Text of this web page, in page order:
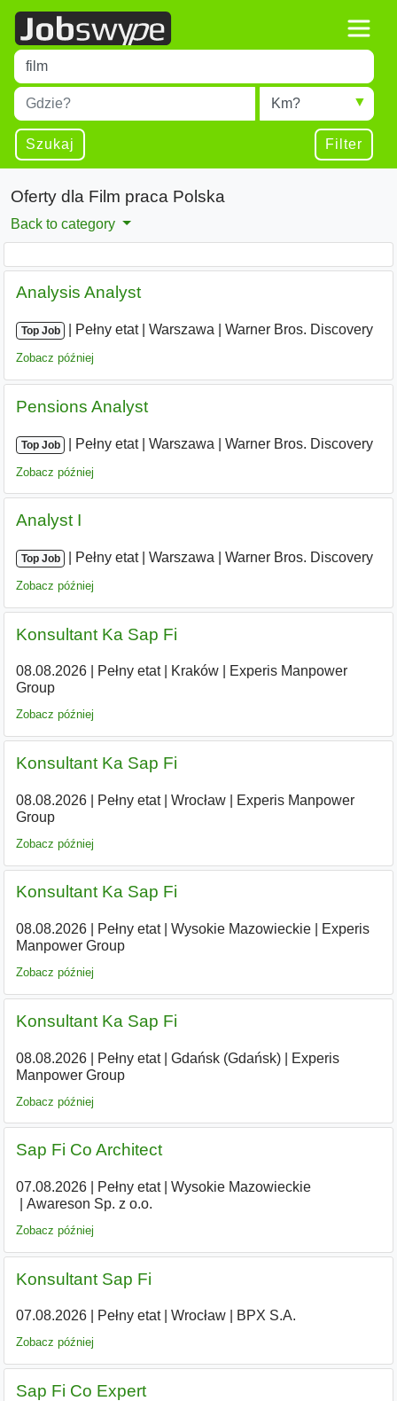
Title
Type 1 or more characters for results.
Miejscowość
Type 1 or more characters for results.
Radius
Szukaj Filter
Oferty dla Film praca Polska
Back to category
Analysis Analyst
Top Job Pełny etat| Warszawa Warner Bros. Discovery
Zobacz później
Pensions Analyst
Top Job Pełny etat| Warszawa Warner Bros. Discovery
Zobacz później
Analyst I
Top Job Pełny etat| Warszawa Warner Bros. Discovery
Zobacz później
Konsultant Ka Sap Fi
08.08.2026| Pełny etat| Kraków|
Experis Manpower
Group
Zobacz później
Konsultant Ka Sap Fi
08.08.2026| Pełny etat| Wrocław|
Experis Manpower
Group
Zobacz później
Konsultant Ka Sap Fi
08.08.2026| Pełny etat| Wysokie Mazowieckie|
Experis
Manpower Group
Zobacz później
Konsultant Ka Sap Fi
08.08.2026| Pełny etat| Gdańsk (Gdańsk)|
Experis
Manpower Group
Zobacz później
Sap Fi Co Architect
07.08.2026| Pełny etat| Wysokie Mazowieckie|
Awareson Sp. z o.o.
Zobacz później
Konsultant Sap Fi
07.08.2026| Pełny etat| Wrocław| BPX S.A.
Zobacz później
Sap Fi Co Expert